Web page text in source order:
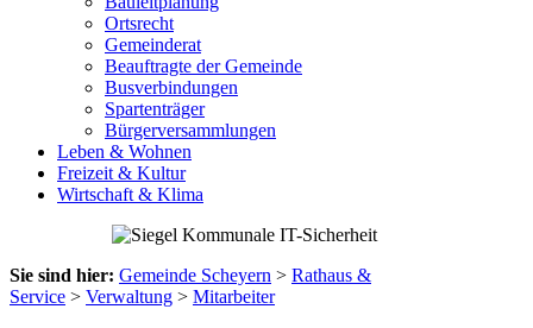
Ortsrecht
Gemeinderat
Beauftragte der Gemeinde
Busverbindungen
Spartenträger
Bürgerversammlungen
Leben & Wohnen
Freizeit & Kultur
Wirtschaft & Klima
Sie sind hier: Gemeinde Scheyern > Rathaus &
Service > Verwaltung > Mitarbeiter